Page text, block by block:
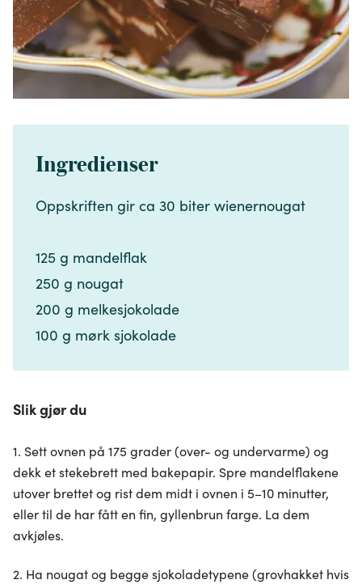
Ingredienser
Oppskriften gir ca 30 biter wienernougat​​​​‌ ‍ ​‍​‍‌‍ ‌ ​‍‌‍‍‌‌‍‌ ‌‍‍‌‌‍ ‍​‍​‍​ ‍‍​‍​‍‌ ​ ‌‍​‌‌‍ ‍‌‍‍‌‌ ‌​‌ ‍‌​‍ ‍‌‍‍‌‌‍ ​‍​‍​‍ ​​‍​‍‌‍‍​‌ ​‍‌‍‌‌‌‍‌‍​‍​‍​ ‍‍​‍​‍‌‍‍​‌ ‌​‌ ‌​‌ ​​‌ ​ ​ ‍‍​‍ ​‍ ‌‍​ ‌‍ ‌‌ ​ ​‍ ‍‌‍​ ‌‍‌‌‌ ​‍‌ ‌‍‌‍‌‌‌ ​‍‌‍​‌​‍ ‍‌ ​ ‌‍‌‌​‍ ‌ ​​‌ ​‍‌‍ ‌‍‌​‌ ‌‌‌‍​ ‌ ‌​‌‍‍‌‌‍ ‌‍ ‍​‍ ‌‍‍‌‌‍ ‍‌ ‌​‌‍‌‌‌‍ ‍‌ ‌​​‍ ‌‍‌‌‌‍‌​‌‍‍‌‌ ‌​​‍ ‌‍ ‌‌‍ ‌‍‌​‌‍‌‌​ ‌‌ ​​‌ ​‍‌‍‌‌‌ ​ ‌‍‌‌‌‍ ‍‌ ‌​‌‍​‌‌ ‌​‌‍‍‌‌‍ ‌‍ ‍​ ‍ ‌‍‍‌‌‍‌​​ ‌‌‍‌​​ ‍​‌‍‌‍​ ​​‌‍​ ​ ​‍‌‍‌​​ ‌ ​‍ ‌​ ‌​​ ​ ‌‍‌‍​ ‍​​‍ ‌​ ‌​​ ‍​‌‍​ ‌‍​‍​‍ ‌​ ‍‌​ ‌​​ ​ ‌‍‌‌​‍ ‌​ ‍​​ ‌​​ ​ ​ ​‍‌‍‌​​ ‌ ‌‍‌‍​ ‌‍​ ‍‌​ ​​​ ‌ ​ ‌​​ ‍ ‌ ‌​‌ ‍‌‌ ​​‌‍‌‌​ ‌‌ ​​‌‍​‌‌‍‌ ‌‍‌‌​ ‍ ‌ ​​‌‍​‌‌ ‌​‌‍‍​​ ‌‌‍​‍‌‍ ​‌‍ ‌‍​ ‌‍‍ ‌ ​ ​‍‌‌​ ‌‌‌​​‍‌‌ ‌‍‍ ‌‍‌‌‌ ‍‌​‍‌‌​ ​ ‌​‌​​‍‌‌​ ​ ‌​‌​​‍‌‌​ ​‍​ ​‍​ ‌‍​ ​‍‌‍‌‍‌‍‌‍‌‍​‌​ ‍‌​ ​‍​ ‌ ​‍ ‌‌‍​‌​ ​​​ ​‌‌‍‌​​‍ ‌​ ‌​‌‍​‍​ ‌​​ ‌‍​‍ ‌​ ‍​​ ‌‍​ ​‌‌‍‌‍​‍ ‌‌‍‌‌​ ‌‌​ ‌​​ ​​​ ​‌​ ​‌‌‍‌‌‌‍‌​​ ​​‌‍​‍​ ​‌​ ‍‌​‍‌‌​ ​‍​ ​‍​‍‌‌​ ‌‌‌​‌​​‍ ‍‌‍​ ‌‍ ‌‍ ​‌ ‌‌‌‍ ‌‌‍ ‍‌ ​ ​‍‌‌​ ‌‌‌​​‍‌‌ ‌‍‍ ‌‍‌‌‌ ‍‌​‍‌‌​ ​ ‌​‌​​‍‌‌​ ​ ‌​‌​​‍‌‌​ ​‍​ ​‍​ ‌ ​ ‌ ‌‍​ ‌‍​‍​ ​‌‌‍​‌​ ‍​​ ​​​ ​‌‌‍​‍​ ‍‌​ ‌‍​‍‌‌​ ​‍​ ​‍​‍‌‌​ ‌‌‌​‌​​‍ ‍‌‍‍‌‌ ‌​‌‍‌‌‌‍ ‌‌ ​ ​‍‌‌​ ‌‌‌​​‍​ ​​​‍‌‌​ ‌‌‌​‌​​ ‌‍​‍‌‍​‌‌ ​ ‌‍‌‌‌‌‌‌‌ ​‍‌‍ ​​ ‌‌‍‍​‌ ‌​‌ ‌​‌ ​​‌ ​ ​‍‌‌​ ​ ‌​​‌​‍‌‌​ ​‍‌​‌‍​‍‌‌​ ​‍‌​‌‍‌‍​ ‌‍ ‌‌ ​ ​‍ ‍‌‍​ ‌‍‌‌‌ ​‍‌ ‌‍‌‍‌‌‌ ​‍‌‍​‌​‍ ‍‌ ​ ‌‍‌‌​‍‌‍‌‍‍‌‌‍‌​​ ‌‌‍‌​​ ‍​‌‍‌‍​ ​​‌‍​ ​ ​‍‌‍‌​​ ‌ ​‍ ‌​ ‌​​ ​ ‌‍‌‍​ ‍​​‍ ‌​ ‌​​ ‍​‌‍​ ‌‍​‍​‍ ‌​ ‍‌​ ‌​​ ​ ‌‍‌‌​‍ ‌​ ‍​​ ‌​​ ​ ​ ​‍‌‍‌​​ ‌ ‌‍‌‍​ ‌‍​ ‍‌​ ​​​ ‌ ​ ‌​​‍‌‍‌ ‌​‌ ‍‌‌ ​​‌‍‌‌​ ‌‌ ​​‌‍​‌‌‍‌ ‌‍‌‌​‍‌‍‌ ​​‌‍​‌‌ ‌​‌‍‍​​ ‌‌‍​‍‌‍ ​‌‍ ‌‍​ ‌‍‍ ‌ ​ ​‍‌‌​ ‌‌‌​​‍‌‌ ‌‍‍ ‌‍‌‌‌ ‍‌​‍‌‌​ ​ ‌​‌​​‍‌‌​ ​ ‌​‌​​‍‌‌​ ​‍​ ​‍​ ‌‍​ ​‍‌‍‌‍‌‍‌‍‌‍​‌​ ‍‌​ ​‍​ ‌ ​‍ ‌‌‍​‌​ ​​​ ​‌‌‍‌​​‍ ‌​ ‌​‌‍​‍​ ‌​​ ‌‍​‍ ‌​ ‍​​ ‌‍​ ​‌‌‍‌‍​‍ ‌‌‍‌‌​ ‌‌​ ‌​​ ​​​ ​‌​ ​‌‌‍‌‌‌‍‌​​ ​​‌‍​‍​ ​‌​ ‍‌​‍‌‌​ ​‍​ ​‍​‍‌‌​ ‌‌‌​‌​​‍ ‍‌‍​ ‌‍ ‌‍ ​‌ ‌‌‌‍ ‌‌‍ ‍‌ ​ ​‍‌‌​ ‌‌‌​​‍‌‌ ‌‍‍ ‌‍‌‌‌ ‍‌​‍‌‌​ ​ ‌​‌​​‍‌‌​ ​ ‌​‌​​‍‌‌​ ​‍​ ​‍​ ‌ ​ ‌ ‌‍​ ‌‍​‍​ ​‌‌‍​‌​ ‍​​ ​​​ ​‌‌‍​‍​ ‍‌​ ‌‍​‍‌‌​ ​‍​ ​‍​‍‌‌​ ‌‌‌​‌​​‍ ‍‌‍‍‌‌ ‌​‌‍‌‌‌‍ ‌‌ ​ ​‍‌‌​ ‌‌‌​​‍​ ​​​‍‌‌​ ‌‌‌​‌​​‍‌‍‌ ‌ ‌‍ ‌ ​‍‌‍‍ ‌ ​ ‌ ​​‌‍​‌‌‍​ ‌‍‌‌​ ‌‌ ​​‌ ​‍‌‍ ‌‍‌​‌ ‌‌‌‍​ ‌ ‌​‌‍‍‌‌‍ ‌‍ ‍​‍‌‍‌ ​​‌‍‌‌‌ ​‍‌ ​ ‌ ​​‌‍‌‌‌‍​ ‌ ‌​‌‍‍‌‌ ‌‍‌‍‌‌​ ‌‌ ​​‌ ‌‌‌‍​‍‌‍ ​‌‍‍‌‌ ​ ‌‍‍​‌‍‌‌‌‍‌​​‍​‍‌ ‌
125 g mandelflak​​​​‌ ‍ ​‍​‍‌‍ ‌ ​‍‌‍‍‌‌‍‌ ‌‍‍‌‌‍ ‍​‍​‍​ ‍‍​‍​‍‌ ​ ‌‍​‌‌‍ ‍‌‍‍‌‌ ‌​‌ ‍‌​‍ ‍‌‍‍‌‌‍ ​‍​‍​‍ ​​‍​‍‌‍‍​‌ ​‍‌‍‌‌‌‍‌‍​‍​‍​ ‍‍​‍​‍‌‍‍​‌ ‌​‌ ‌​‌ ​​‌ ​ ​ ‍‍​‍ ​‍ ‌‍​ ‌‍ ‌‌ ​ ​‍ ‍‌‍​ ‌‍‌‌‌ ​‍‌ ‌‍‌‍‌‌‌ ​‍‌‍​‌​‍ ‍‌ ​ ‌‍‌‌​‍ ‌ ​​‌ ​‍‌‍ ‌‍‌​‌ ‌‌‌‍​ ‌ ‌​‌‍‍‌‌‍ ‌‍ ‍​‍ ‌‍‍‌‌‍ ‍‌ ‌​‌‍‌‌‌‍ ‍‌ ‌​​‍ ‌‍‌‌‌‍‌​‌‍‍‌‌ ‌​​‍ ‌‍ ‌‌‍ ‌‍‌​‌‍‌‌​ ‌‌ ​​‌ ​‍‌‍‌‌‌ ​ ‌‍‌‌‌‍ ‍‌ ‌​‌‍​‌‌ ‌​‌‍‍‌‌‍ ‌‍ ‍​ ‍ ‌‍‍‌‌‍‌​​ ‌‌‍‌​​ ‍​‌‍‌‍​ ​​‌‍​ ​ ​‍‌‍‌​​ ‌ ​‍ ‌​ ‌​​ ​ ‌‍‌‍​ ‍​​‍ ‌​ ‌​​ ‍​‌‍​ ‌‍​‍​‍ ‌​ ‍‌​ ‌​​ ​ ‌‍‌‌​‍ ‌​ ‍​​ ‌​​ ​ ​ ​‍‌‍‌​​ ‌ ‌‍‌‍​ ‌‍​ ‍‌​ ​​​ ‌ ​ ‌​​ ‍ ‌ ‌​‌ ‍‌‌ ​​‌‍‌‌​ ‌‌ ​​‌‍​‌‌‍‌ ‌‍‌‌​ ‍ ‌ ​​‌‍​‌‌ ‌​‌‍‍​​ ‌‌‍​‍‌‍ ​‌‍ ‌‍​ ‌‍‍ ‌ ​ ​‍‌‌​ ‌‌‌​​‍‌‌ ‌‍‍ ‌‍‌‌‌ ‍‌​‍‌‌​ ​ ‌​‌​​‍‌‌​ ​ ‌​‌​​‍‌‌​ ​‍​ ​‍​ ‌‍​ ​‍‌‍‌‍‌‍‌‍‌‍​‌​ ‍‌​ ​‍​ ‌ ​‍ ‌‌‍​‌​ ​​​ ​‌‌‍‌​​‍ ‌​ ‌​‌‍​‍​ ‌​​ ‌‍​‍ ‌​ ‍​​ ‌‍​ ​‌‌‍‌‍​‍ ‌‌‍‌‌​ ‌‌​ ‌​​ ​​​ ​‌​ ​‌‌‍‌‌‌‍‌​​ ​​‌‍​‍​ ​‌​ ‍‌​‍‌‌​ ​‍​ ​‍​‍‌‌​ ‌‌‌​‌​​‍ ‍‌‍​ ‌‍ ‌‍ ​‌ ‌‌‌‍ ‌‌‍ ‍‌ ​ ​‍‌‌​ ‌‌‌​​‍‌‌ ‌‍‍ ‌‍‌‌‌ ‍‌​‍‌‌​ ​ ‌​‌​​‍‌‌​ ​ ‌​‌​​‍‌‌​ ​‍​ ​‍​ ‌ ​ ‌ ‌‍​ ‌‍​‍​ ​‌‌‍​‌​ ‍​​ ​​​ ​‌‌‍​‍​ ‍‌​ ‌‍​‍‌‌​ ​‍​ ​‍​‍‌‌​ ‌‌‌​‌​​‍ ‍‌‍‍‌‌ ‌​‌‍‌‌‌‍ ‌‌ ​ ​‍‌‌​ ‌‌‌​​‍​ ​‍​‍‌‌​ ‌‌‌​‌​​ ‌‍​‍‌‍​‌‌ ​ ‌‍‌‌‌‌‌‌‌ ​‍‌‍ ​​ ‌‌‍‍​‌ ‌​‌ ‌​‌ ​​‌ ​ ​‍‌‌​ ​ ‌​​‌​‍‌‌​ ​‍‌​‌‍​‍‌‌​ ​‍‌​‌‍‌‍​ ‌‍ ‌‌ ​ ​‍ ‍‌‍​ ‌‍‌‌‌ ​‍‌ ‌‍‌‍‌‌‌ ​‍‌‍​‌​‍ ‍‌ ​ ‌‍‌‌​‍‌‍‌‍‍‌‌‍‌​​ ‌‌‍‌​​ ‍​‌‍‌‍​ ​​‌‍​ ​ ​‍‌‍‌​​ ‌ ​‍ ‌​ ‌​​ ​ ‌‍‌‍​ ‍​​‍ ‌​ ‌​​ ‍​‌‍​ ‌‍​‍​‍ ‌​ ‍‌​ ‌​​ ​ ‌‍‌‌​‍ ‌​ ‍​​ ‌​​ ​ ​ ​‍‌‍‌​​ ‌ ‌‍‌‍​ ‌‍​ ‍‌​ ​​​ ‌ ​ ‌​​‍‌‍‌ ‌​‌ ‍‌‌ ​​‌‍‌‌​ ‌‌ ​​‌‍​‌‌‍‌ ‌‍‌‌​‍‌‍‌ ​​‌‍​‌‌ ‌​‌‍‍​​ ‌‌‍​‍‌‍ ​‌‍ ‌‍​ ‌‍‍ ‌ ​ ​‍‌‌​ ‌‌‌​​‍‌‌ ‌‍‍ ‌‍‌‌‌ ‍‌​‍‌‌​ ​ ‌​‌​​‍‌‌​ ​ ‌​‌​​‍‌‌​ ​‍​ ​‍​ ‌‍​ ​‍‌‍‌‍‌‍‌‍‌‍​‌​ ‍‌​ ​‍​ ‌ ​‍ ‌‌‍​‌​ ​​​ ​‌‌‍‌​​‍ ‌​ ‌​‌‍​‍​ ‌​​ ‌‍​‍ ‌​ ‍​​ ‌‍​ ​‌‌‍‌‍​‍ ‌‌‍‌‌​ ‌‌​ ‌​​ ​​​ ​‌​ ​‌‌‍‌‌‌‍‌​​ ​​‌‍​‍​ ​‌​ ‍‌​‍‌‌​ ​‍​ ​‍​‍‌‌​ ‌‌‌​‌​​‍ ‍‌‍​ ‌‍ ‌‍ ​‌ ‌‌‌‍ ‌‌‍ ‍‌ ​ ​‍‌‌​ ‌‌‌​​‍‌‌ ‌‍‍ ‌‍‌‌‌ ‍‌​‍‌‌​ ​ ‌​‌​​‍‌‌​ ​ ‌​‌​​‍‌‌​ ​‍​ ​‍​ ‌ ​ ‌ ‌‍​ ‌‍​‍​ ​‌‌‍​‌​ ‍​​ ​​​ ​‌‌‍​‍​ ‍‌​ ‌‍​‍‌‌​ ​‍​ ​‍​‍‌‌​ ‌‌‌​‌​​‍ ‍‌‍‍‌‌ ‌​‌‍‌‌‌‍ ‌‌ ​ ​‍‌‌​ ‌‌‌​​‍​ ​‍​‍‌‌​ ‌‌‌​‌​​‍‌‍‌ ‌ ‌‍ ‌ ​‍‌‍‍ ‌ ​ ‌ ​​‌‍​‌‌‍​ ‌‍‌‌​ ‌‌ ​​‌ ​‍‌‍ ‌‍‌​‌ ‌‌‌‍​ ‌ ‌​‌‍‍‌‌‍ ‌‍ ‍​‍‌‍‌ ​​‌‍‌‌‌ ​‍‌ ​ ‌ ​​‌‍‌‌‌‍​ ‌ ‌​‌‍‍‌‌ ‌‍‌‍‌‌​ ‌‌ ​​‌ ‌‌‌‍​‍‌‍ ​‌‍‍‌‌ ​ ‌‍‍​‌‍‌‌‌‍‌​​‍​‍‌ ‌
250 g nougat​​​​‌ ‍ ​‍​‍‌‍ ‌ ​‍‌‍‍‌‌‍‌ ‌‍‍‌‌‍ ‍​‍​‍​ ‍‍​‍​‍‌ ​ ‌‍​‌‌‍ ‍‌‍‍‌‌ ‌​‌ ‍‌​‍ ‍‌‍‍‌‌‍ ​‍​‍​‍ ​​‍​‍‌‍‍​‌ ​‍‌‍‌‌‌‍‌‍​‍​‍​ ‍‍​‍​‍‌‍‍​‌ ‌​‌ ‌​‌ ​​‌ ​ ​ ‍‍​‍ ​‍ ‌‍​ ‌‍ ‌‌ ​ ​‍ ‍‌‍​ ‌‍‌‌‌ ​‍‌ ‌‍‌‍‌‌‌ ​‍‌‍​‌​‍ ‍‌ ​ ‌‍‌‌​‍ ‌ ​​‌ ​‍‌‍ ‌‍‌​‌ ‌‌‌‍​ ‌ ‌​‌‍‍‌‌‍ ‌‍ ‍​‍ ‌‍‍‌‌‍ ‍‌ ‌​‌‍‌‌‌‍ ‍‌ ‌​​‍ ‌‍‌‌‌‍‌​‌‍‍‌‌ ‌​​‍ ‌‍ ‌‌‍ ‌‍‌​‌‍‌‌​ ‌‌ ​​‌ ​‍‌‍‌‌‌ ​ ‌‍‌‌‌‍ ‍‌ ‌​‌‍​‌‌ ‌​‌‍‍‌‌‍ ‌‍ ‍​ ‍ ‌‍‍‌‌‍‌​​ ‌‌‍‌​​ ‍​‌‍‌‍​ ​​‌‍​ ​ ​‍‌‍‌​​ ‌ ​‍ ‌​ ‌​​ ​ ‌‍‌‍​ ‍​​‍ ‌​ ‌​​ ‍​‌‍​ ‌‍​‍​‍ ‌​ ‍‌​ ‌​​ ​ ‌‍‌‌​‍ ‌​ ‍​​ ‌​​ ​ ​ ​‍‌‍‌​​ ‌ ‌‍‌‍​ ‌‍​ ‍‌​ ​​​ ‌ ​ ‌​​ ‍ ‌ ‌​‌ ‍‌‌ ​​‌‍‌‌​ ‌‌ ​​‌‍​‌‌‍‌ ‌‍‌‌​ ‍ ‌ ​​‌‍​‌‌ ‌​‌‍‍​​ ‌‌‍​‍‌‍ ​‌‍ ‌‍​ ‌‍‍ ‌ ​ ​‍‌‌​ ‌‌‌​​‍‌‌ ‌‍‍ ‌‍‌‌‌ ‍‌​‍‌‌​ ​ ‌​‌​​‍‌‌​ ​ ‌​‌​​‍‌‌​ ​‍​ ​‍​ ‌‍​ ​‍‌‍‌‍‌‍‌‍‌‍​‌​ ‍‌​ ​‍​ ‌ ​‍ ‌‌‍​‌​ ​​​ ​‌‌‍‌​​‍ ‌​ ‌​‌‍​‍​ ‌​​ ‌‍​‍ ‌​ ‍​​ ‌‍​ ​‌‌‍‌‍​‍ ‌‌‍‌‌​ ‌‌​ ‌​​ ​​​ ​‌​ ​‌‌‍‌‌‌‍‌​​ ​​‌‍​‍​ ​‌​ ‍‌​‍‌‌​ ​‍​ ​‍​‍‌‌​ ‌‌‌​‌​​‍ ‍‌‍​ ‌‍ ‌‍ ​‌ ‌‌‌‍ ‌‌‍ ‍‌ ​ ​‍‌‌​ ‌‌‌​​‍‌‌ ‌‍‍ ‌‍‌‌‌ ‍‌​‍‌‌​ ​ ‌​‌​​‍‌‌​ ​ ‌​‌​​‍‌‌​ ​‍​ ​‍​ ‌ ​ ‌ ‌‍​ ‌‍​‍​ ​‌‌‍​‌​ ‍​​ ​​​ ​‌‌‍​‍​ ‍‌​ ‌‍​‍‌‌​ ​‍​ ​‍​‍‌‌​ ‌‌‌​‌​​‍ ‍‌‍‍‌‌ ‌​‌‍‌‌‌‍ ‌‌ ​ ​‍‌‌​ ‌‌‌​​‍​ ​ ​‍‌‌​ ‌‌‌​‌​​ ‌‍​‍‌‍​‌‌ ​ ‌‍‌‌‌‌‌‌‌ ​‍‌‍ ​​ ‌‌‍‍​‌ ‌​‌ ‌​‌ ​​‌ ​ ​‍‌‌​ ​ ‌​​‌​‍‌‌​ ​‍‌​‌‍​‍‌‌​ ​‍‌​‌‍‌‍​ ‌‍ ‌‌ ​ ​‍ ‍‌‍​ ‌‍‌‌‌ ​‍‌ ‌‍‌‍‌‌‌ ​‍‌‍​‌​‍ ‍‌ ​ ‌‍‌‌​‍‌‍‌‍‍‌‌‍‌​​ ‌‌‍‌​​ ‍​‌‍‌‍​ ​​‌‍​ ​ ​‍‌‍‌​​ ‌ ​‍ ‌​ ‌​​ ​ ‌‍‌‍​ ‍​​‍ ‌​ ‌​​ ‍​‌‍​ ‌‍​‍​‍ ‌​ ‍‌​ ‌​​ ​ ‌‍‌‌​‍ ‌​ ‍​​ ‌​​ ​ ​ ​‍‌‍‌​​ ‌ ‌‍‌‍​ ‌‍​ ‍‌​ ​​​ ‌ ​ ‌​​‍‌‍‌ ‌​‌ ‍‌‌ ​​‌‍‌‌​ ‌‌ ​​‌‍​‌‌‍‌ ‌‍‌‌​‍‌‍‌ ​​‌‍​‌‌ ‌​‌‍‍​​ ‌‌‍​‍‌‍ ​‌‍ ‌‍​ ‌‍‍ ‌ ​ ​‍‌‌​ ‌‌‌​​‍‌‌ ‌‍‍ ‌‍‌‌‌ ‍‌​‍‌‌​ ​ ‌​‌​​‍‌‌​ ​ ‌​‌​​‍‌‌​ ​‍​ ​‍​ ‌‍​ ​‍‌‍‌‍‌‍‌‍‌‍​‌​ ‍‌​ ​‍​ ‌ ​‍ ‌‌‍​‌​ ​​​ ​‌‌‍‌​​‍ ‌​ ‌​‌‍​‍​ ‌​​ ‌‍​‍ ‌​ ‍​​ ‌‍​ ​‌‌‍‌‍​‍ ‌‌‍‌‌​ ‌‌​ ‌​​ ​​​ ​‌​ ​‌‌‍‌‌‌‍‌​​ ​​‌‍​‍​ ​‌​ ‍‌​‍‌‌​ ​‍​ ​‍​‍‌‌​ ‌‌‌​‌​​‍ ‍‌‍​ ‌‍ ‌‍ ​‌ ‌‌‌‍ ‌‌‍ ‍‌ ​ ​‍‌‌​ ‌‌‌​​‍‌‌ ‌‍‍ ‌‍‌‌‌ ‍‌​‍‌‌​ ​ ‌​‌​​‍‌‌​ ​ ‌​‌​​‍‌‌​ ​‍​ ​‍​ ‌ ​ ‌ ‌‍​ ‌‍​‍​ ​‌‌‍​‌​ ‍​​ ​​​ ​‌‌‍​‍​ ‍‌​ ‌‍​‍‌‌​ ​‍​ ​‍​‍‌‌​ ‌‌‌​‌​​‍ ‍‌‍‍‌‌ ‌​‌‍‌‌‌‍ ‌‌ ​ ​‍‌‌​ ‌‌‌​​‍​ ​ ​‍‌‌​ ‌‌‌​‌​​‍‌‍‌ ‌ ‌‍ ‌ ​‍‌‍‍ ‌ ​ ‌ ​​‌‍​‌‌‍​ ‌‍‌‌​ ‌‌ ​​‌ ​‍‌‍ ‌‍‌​‌ ‌‌‌‍​ ‌ ‌​‌‍‍‌‌‍ ‌‍ ‍​‍‌‍‌ ​​‌‍‌‌‌ ​‍‌ ​ ‌ ​​‌‍‌‌‌‍​ ‌ ‌​‌‍‍‌‌ ‌‍‌‍‌‌​ ‌‌ ​​‌ ‌‌‌‍​‍‌‍ ​‌‍‍‌‌ ​ ‌‍‍​‌‍‌‌‌‍‌​​‍​‍‌ ‌
200 g melkesjokolade​​​​‌ ‍ ​‍​‍‌‍ ‌ ​‍‌‍‍‌‌‍‌ ‌‍‍‌‌‍ ‍​‍​‍​ ‍‍​‍​‍‌ ​ ‌‍​‌‌‍ ‍‌‍‍‌‌ ‌​‌ ‍‌​‍ ‍‌‍‍‌‌‍ ​‍​‍​‍ ​​‍​‍‌‍‍​‌ ​‍‌‍‌‌‌‍‌‍​‍​‍​ ‍‍​‍​‍‌‍‍​‌ ‌​‌ ‌​‌ ​​‌ ​ ​ ‍‍​‍ ​‍ ‌‍​ ‌‍ ‌‌ ​ ​‍ ‍‌‍​ ‌‍‌‌‌ ​‍‌ ‌‍‌‍‌‌‌ ​‍‌‍​‌​‍ ‍‌ ​ ‌‍‌‌​‍ ‌ ​​‌ ​‍‌‍ ‌‍‌​‌ ‌‌‌‍​ ‌ ‌​‌‍‍‌‌‍ ‌‍ ‍​‍ ‌‍‍‌‌‍ ‍‌ ‌​‌‍‌‌‌‍ ‍‌ ‌​​‍ ‌‍‌‌‌‍‌​‌‍‍‌‌ ‌​​‍ ‌‍ ‌‌‍ ‌‍‌​‌‍‌‌​ ‌‌ ​​‌ ​‍‌‍‌‌‌ ​ ‌‍‌‌‌‍ ‍‌ ‌​‌‍​‌‌ ‌​‌‍‍‌‌‍ ‌‍ ‍​ ‍ ‌‍‍‌‌‍‌​​ ‌‌‍‌​​ ‍​‌‍‌‍​ ​​‌‍​ ​ ​‍‌‍‌​​ ‌ ​‍ ‌​ ‌​​ ​ ‌‍‌‍​ ‍​​‍ ‌​ ‌​​ ‍​‌‍​ ‌‍​‍​‍ ‌​ ‍‌​ ‌​​ ​ ‌‍‌‌​‍ ‌​ ‍​​ ‌​​ ​ ​ ​‍‌‍‌​​ ‌ ‌‍‌‍​ ‌‍​ ‍‌​ ​​​ ‌ ​ ‌​​ ‍ ‌ ‌​‌ ‍‌‌ ​​‌‍‌‌​ ‌‌ ​​‌‍​‌‌‍‌ ‌‍‌‌​ ‍ ‌ ​​‌‍​‌‌ ‌​‌‍‍​​ ‌‌‍​‍‌‍ ​‌‍ ‌‍​ ‌‍‍ ‌ ​ ​‍‌‌​ ‌‌‌​​‍‌‌ ‌‍‍ ‌‍‌‌‌ ‍‌​‍‌‌​ ​ ‌​‌​​‍‌‌​ ​ ‌​‌​​‍‌‌​ ​‍​ ​‍​ ‌‍​ ​‍‌‍‌‍‌‍‌‍‌‍​‌​ ‍‌​ ​‍​ ‌ ​‍ ‌‌‍​‌​ ​​​ ​‌‌‍‌​​‍ ‌​ ‌​‌‍​‍​ ‌​​ ‌‍​‍ ‌​ ‍​​ ‌‍​ ​‌‌‍‌‍​‍ ‌‌‍‌‌​ ‌‌​ ‌​​ ​​​ ​‌​ ​‌‌‍‌‌‌‍‌​​ ​​‌‍​‍​ ​‌​ ‍‌​‍‌‌​ ​‍​ ​‍​‍‌‌​ ‌‌‌​‌​​‍ ‍‌‍​ ‌‍ ‌‍ ​‌ ‌‌‌‍ ‌‌‍ ‍‌ ​ ​‍‌‌​ ‌‌‌​​‍‌‌ ‌‍‍ ‌‍‌‌‌ ‍‌​‍‌‌​ ​ ‌​‌​​‍‌‌​ ​ ‌​‌​​‍‌‌​ ​‍​ ​‍​ ‌ ​ ‌ ‌‍​ ‌‍​‍​ ​‌‌‍​‌​ ‍​​ ​​​ ​‌‌‍​‍​ ‍‌​ ‌‍​‍‌‌​ ​‍​ ​‍​‍‌‌​ ‌‌‌​‌​​‍ ‍‌‍‍‌‌ ‌​‌‍‌‌‌‍ ‌‌ ​ ​‍‌‌​ ‌‌‌​​‍​ ‌​​‍‌‌​ ‌‌‌​‌​​ ‌‍​‍‌‍​‌‌ ​ ‌‍‌‌‌‌‌‌‌ ​‍‌‍ ​​ ‌‌‍‍​‌ ‌​‌ ‌​‌ ​​‌ ​ ​‍‌‌​ ​ ‌​​‌​‍‌‌​ ​‍‌​‌‍​‍‌‌​ ​‍‌​‌‍‌‍​ ‌‍ ‌‌ ​ ​‍ ‍‌‍​ ‌‍‌‌‌ ​‍‌ ‌‍‌‍‌‌‌ ​‍‌‍​‌​‍ ‍‌ ​ ‌‍‌‌​‍‌‍‌‍‍‌‌‍‌​​ ‌‌‍‌​​ ‍​‌‍‌‍​ ​​‌‍​ ​ ​‍‌‍‌​​ ‌ ​‍ ‌​ ‌​​ ​ ‌‍‌‍​ ‍​​‍ ‌​ ‌​​ ‍​‌‍​ ‌‍​‍​‍ ‌​ ‍‌​ ‌​​ ​ ‌‍‌‌​‍ ‌​ ‍​​ ‌​​ ​ ​ ​‍‌‍‌​​ ‌ ‌‍‌‍​ ‌‍​ ‍‌​ ​​​ ‌ ​ ‌​​‍‌‍‌ ‌​‌ ‍‌‌ ​​‌‍‌‌​ ‌‌ ​​‌‍​‌‌‍‌ ‌‍‌‌​‍‌‍‌ ​​‌‍​‌‌ ‌​‌‍‍​​ ‌‌‍​‍‌‍ ​‌‍ ‌‍​ ‌‍‍ ‌ ​ ​‍‌‌​ ‌‌‌​​‍‌‌ ‌‍‍ ‌‍‌‌‌ ‍‌​‍‌‌​ ​ ‌​‌​​‍‌‌​ ​ ‌​‌​​‍‌‌​ ​‍​ ​‍​ ‌‍​ ​‍‌‍‌‍‌‍‌‍‌‍​‌​ ‍‌​ ​‍​ ‌ ​‍ ‌‌‍​‌​ ​​​ ​‌‌‍‌​​‍ ‌​ ‌​‌‍​‍​ ‌​​ ‌‍​‍ ‌​ ‍​​ ‌‍​ ​‌‌‍‌‍​‍ ‌‌‍‌‌​ ‌‌​ ‌​​ ​​​ ​‌​ ​‌‌‍‌‌‌‍‌​​ ​​‌‍​‍​ ​‌​ ‍‌​‍‌‌​ ​‍​ ​‍​‍‌‌​ ‌‌‌​‌​​‍ ‍‌‍​ ‌‍ ‌‍ ​‌ ‌‌‌‍ ‌‌‍ ‍‌ ​ ​‍‌‌​ ‌‌‌​​‍‌‌ ‌‍‍ ‌‍‌‌‌ ‍‌​‍‌‌​ ​ ‌​‌​​‍‌‌​ ​ ‌​‌​​‍‌‌​ ​‍​ ​‍​ ‌ ​ ‌ ‌‍​ ‌‍​‍​ ​‌‌‍​‌​ ‍​​ ​​​ ​‌‌‍​‍​ ‍‌​ ‌‍​‍‌‌​ ​‍​ ​‍​‍‌‌​ ‌‌‌​‌​​‍ ‍‌‍‍‌‌ ‌​‌‍‌‌‌‍ ‌‌ ​ ​‍‌‌​ ‌‌‌​​‍​ ‌​​‍‌‌​ ‌‌‌​‌​​‍‌‍‌ ‌ ‌‍ ‌ ​‍‌‍‍ ‌ ​ ‌ ​​‌‍​‌‌‍​ ‌‍‌‌​ ‌‌ ​​‌ ​‍‌‍ ‌‍‌​‌ ‌‌‌‍​ ‌ ‌​‌‍‍‌‌‍ ‌‍ ‍​‍‌‍‌ ​​‌‍‌‌‌ ​‍‌ ​ ‌ ​​‌‍‌‌‌‍​ ‌ ‌​‌‍‍‌‌ ‌‍‌‍‌‌​ ‌‌ ​​‌ ‌‌‌‍​‍‌‍ ​‌‍‍‌‌ ​ ‌‍‍​‌‍‌‌‌‍‌​​‍​‍‌ ‌
100 g mørk sjokolade​​​​‌ ‍ ​‍​‍‌‍ ‌ ​‍‌‍‍‌‌‍‌ ‌‍‍‌‌‍ ‍​‍​‍​ ‍‍​‍​‍‌ ​ ‌‍​‌‌‍ ‍‌‍‍‌‌ ‌​‌ ‍‌​‍ ‍‌‍‍‌‌‍ ​‍​‍​‍ ​​‍​‍‌‍‍​‌ ​‍‌‍‌‌‌‍‌‍​‍​‍​ ‍‍​‍​‍‌‍‍​‌ ‌​‌ ‌​‌ ​​‌ ​ ​ ‍‍​‍ ​‍ ‌‍​ ‌‍ ‌‌ ​ ​‍ ‍‌‍​ ‌‍‌‌‌ ​‍‌ ‌‍‌‍‌‌‌ ​‍‌‍​‌​‍ ‍‌ ​ ‌‍‌‌​‍ ‌ ​​‌ ​‍‌‍ ‌‍‌​‌ ‌‌‌‍​ ‌ ‌​‌‍‍‌‌‍ ‌‍ ‍​‍ ‌‍‍‌‌‍ ‍‌ ‌​‌‍‌‌‌‍ ‍‌ ‌​​‍ ‌‍‌‌‌‍‌​‌‍‍‌‌ ‌​​‍ ‌‍ ‌‌‍ ‌‍‌​‌‍‌‌​ ‌‌ ​​‌ ​‍‌‍‌‌‌ ​ ‌‍‌‌‌‍ ‍‌ ‌​‌‍​‌‌ ‌​‌‍‍‌‌‍ ‌‍ ‍​ ‍ ‌‍‍‌‌‍‌​​ ‌‌‍‌​​ ‍​‌‍‌‍​ ​​‌‍​ ​ ​‍‌‍‌​​ ‌ ​‍ ‌​ ‌​​ ​ ‌‍‌‍​ ‍​​‍ ‌​ ‌​​ ‍​‌‍​ ‌‍​‍​‍ ‌​ ‍‌​ ‌​​ ​ ‌‍‌‌​‍ ‌​ ‍​​ ‌​​ ​ ​ ​‍‌‍‌​​ ‌ ‌‍‌‍​ ‌‍​ ‍‌​ ​​​ ‌ ​ ‌​​ ‍ ‌ ‌​‌ ‍‌‌ ​​‌‍‌‌​ ‌‌ ​​‌‍​‌‌‍‌ ‌‍‌‌​ ‍ ‌ ​​‌‍​‌‌ ‌​‌‍‍​​ ‌‌‍​‍‌‍ ​‌‍ ‌‍​ ‌‍‍ ‌ ​ ​‍‌‌​ ‌‌‌​​‍‌‌ ‌‍‍ ‌‍‌‌‌ ‍‌​‍‌‌​ ​ ‌​‌​​‍‌‌​ ​ ‌​‌​​‍‌‌​ ​‍​ ​‍​ ‌‍​ ​‍‌‍‌‍‌‍‌‍‌‍​‌​ ‍‌​ ​‍​ ‌ ​‍ ‌‌‍​‌​ ​​​ ​‌‌‍‌​​‍ ‌​ ‌​‌‍​‍​ ‌​​ ‌‍​‍ ‌​ ‍​​ ‌‍​ ​‌‌‍‌‍​‍ ‌‌‍‌‌​ ‌‌​ ‌​​ ​​​ ​‌​ ​‌‌‍‌‌‌‍‌​​ ​​‌‍​‍​ ​‌​ ‍‌​‍‌‌​ ​‍​ ​‍​‍‌‌​ ‌‌‌​‌​​‍ ‍‌‍​ ‌‍ ‌‍ ​‌ ‌‌‌‍ ‌‌‍ ‍‌ ​ ​‍‌‌​ ‌‌‌​​‍‌‌ ‌‍‍ ‌‍‌‌‌ ‍‌​‍‌‌​ ​ ‌​‌​​‍‌‌​ ​ ‌​‌​​‍‌‌​ ​‍​ ​‍​ ‌ ​ ‌ ‌‍​ ‌‍​‍​ ​‌‌‍​‌​ ‍​​ ​​​ ​‌‌‍​‍​ ‍‌​ ‌‍​‍‌‌​ ​‍​ ​‍​‍‌‌​ ‌‌‌​‌​​‍ ‍‌‍‍‌‌ ‌​‌‍‌‌‌‍ ‌‌ ​ ​‍‌‌​ ‌‌‌​​‍​ ‌‌​‍‌‌​ ‌‌‌​‌​​ ‌‍​‍‌‍​‌‌ ​ ‌‍‌‌‌‌‌‌‌ ​‍‌‍ ​​ ‌‌‍‍​‌ ‌​‌ ‌​‌ ​​‌ ​ ​‍‌‌​ ​ ‌​​‌​‍‌‌​ ​‍‌​‌‍​‍‌‌​ ​‍‌​‌‍‌‍​ ‌‍ ‌‌ ​ ​‍ ‍‌‍​ ‌‍‌‌‌ ​‍‌ ‌‍‌‍‌‌‌ ​‍‌‍​‌​‍ ‍‌ ​ ‌‍‌‌​‍‌‍‌‍‍‌‌‍‌​​ ‌‌‍‌​​ ‍​‌‍‌‍​ ​​‌‍​ ​ ​‍‌‍‌​​ ‌ ​‍ ‌​ ‌​​ ​ ‌‍‌‍​ ‍​​‍ ‌​ ‌​​ ‍​‌‍​ ‌‍​‍​‍ ‌​ ‍‌​ ‌​​ ​ ‌‍‌‌​‍ ‌​ ‍​​ ‌​​ ​ ​ ​‍‌‍‌​​ ‌ ‌‍‌‍​ ‌‍​ ‍‌​ ​​​ ‌ ​ ‌​​‍‌‍‌ ‌​‌ ‍‌‌ ​​‌‍‌‌​ ‌‌ ​​‌‍​‌‌‍‌ ‌‍‌‌​‍‌‍‌ ​​‌‍​‌‌ ‌​‌‍‍​​ ‌‌‍​‍‌‍ ​‌‍ ‌‍​ ‌‍‍ ‌ ​ ​‍‌‌​ ‌‌‌​​‍‌‌ ‌‍‍ ‌‍‌‌‌ ‍‌​‍‌‌​ ​ ‌​‌​​‍‌‌​ ​ ‌​‌​​‍‌‌​ ​‍​ ​‍​ ‌‍​ ​‍‌‍‌‍‌‍‌‍‌‍​‌​ ‍‌​ ​‍​ ‌ ​‍ ‌‌‍​‌​ ​​​ ​‌‌‍‌​​‍ ‌​ ‌​‌‍​‍​ ‌​​ ‌‍​‍ ‌​ ‍​​ ‌‍​ ​‌‌‍‌‍​‍ ‌‌‍‌‌​ ‌‌​ ‌​​ ​​​ ​‌​ ​‌‌‍‌‌‌‍‌​​ ​​‌‍​‍​ ​‌​ ‍‌​‍‌‌​ ​‍​ ​‍​‍‌‌​ ‌‌‌​‌​​‍ ‍‌‍​ ‌‍ ‌‍ ​‌ ‌‌‌‍ ‌‌‍ ‍‌ ​ ​‍‌‌​ ‌‌‌​​‍‌‌ ‌‍‍ ‌‍‌‌‌ ‍‌​‍‌‌​ ​ ‌​‌​​‍‌‌​ ​ ‌​‌​​‍‌‌​ ​‍​ ​‍​ ‌ ​ ‌ ‌‍​ ‌‍​‍​ ​‌‌‍​‌​ ‍​​ ​​​ ​‌‌‍​‍​ ‍‌​ ‌‍​‍‌‌​ ​‍​ ​‍​‍‌‌​ ‌‌‌​‌​​‍ ‍‌‍‍‌‌ ‌​‌‍‌‌‌‍ ‌‌ ​ ​‍‌‌​ ‌‌‌​​‍​ ‌‌​‍‌‌​ ‌‌‌​‌​​‍‌‍‌ ‌ ‌‍ ‌ ​‍‌‍‍ ‌ ​ ‌ ​​‌‍​‌‌‍​ ‌‍‌‌​ ‌‌ ​​‌ ​‍‌‍ ‌‍‌​‌ ‌‌‌‍​ ‌ ‌​‌‍‍‌‌‍ ‌‍ ‍​‍‌‍‌ ​​‌‍‌‌‌ ​‍‌ ​ ‌ ​​‌‍‌‌‌‍​ ‌ ‌​‌‍‍‌‌ ‌‍‌‍‌‌​ ‌‌ ​​‌ ‌‌‌‍​‍‌‍ ​‌‍‍‌‌ ​ ‌‍‍​‌‍‌‌‌‍‌​​‍​‍‌ ‌
Slik gjør du
1. Sett ovnen på 175 grader (over- og undervarme) og
dekk et stekebrett med bakepapir. Spre mandelflakene
utover brettet og rist dem midt i ovnen i 5–10 minutter,
eller til de har fått en fin, gyllenbrun farge. La dem
avkjøles.
2. Ha nougat og begge sjokoladetypene (grovhakket hvis